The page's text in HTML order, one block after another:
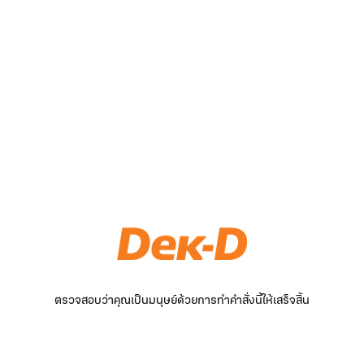
ตรวจสอบว่าคุณเป็นมนุษย์ด้วยการทำคำสั่งนี้ให้เสร็จสิ้น